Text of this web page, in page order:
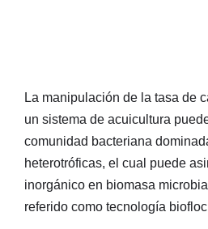
La manipulación de la tasa de
un sistema de acuicultura
comunidad bacteriana
heterotróficas, el cual puede
inorgánico en biomasa
referido como tecnología